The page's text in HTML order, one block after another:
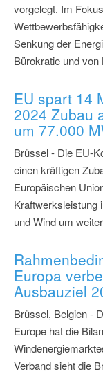
vorgelegt. Im
Senkung der
Bürokratie und
EU spart 14
2024 Zubau
um 77.000
Brüssel - Die EU-
einen kräftigen
Europäischen
Kraftwerksleistung
und Wind um
Europa
Ausbauziel
Brüssel, Belgien -
Europe hat die
Verband sieht die